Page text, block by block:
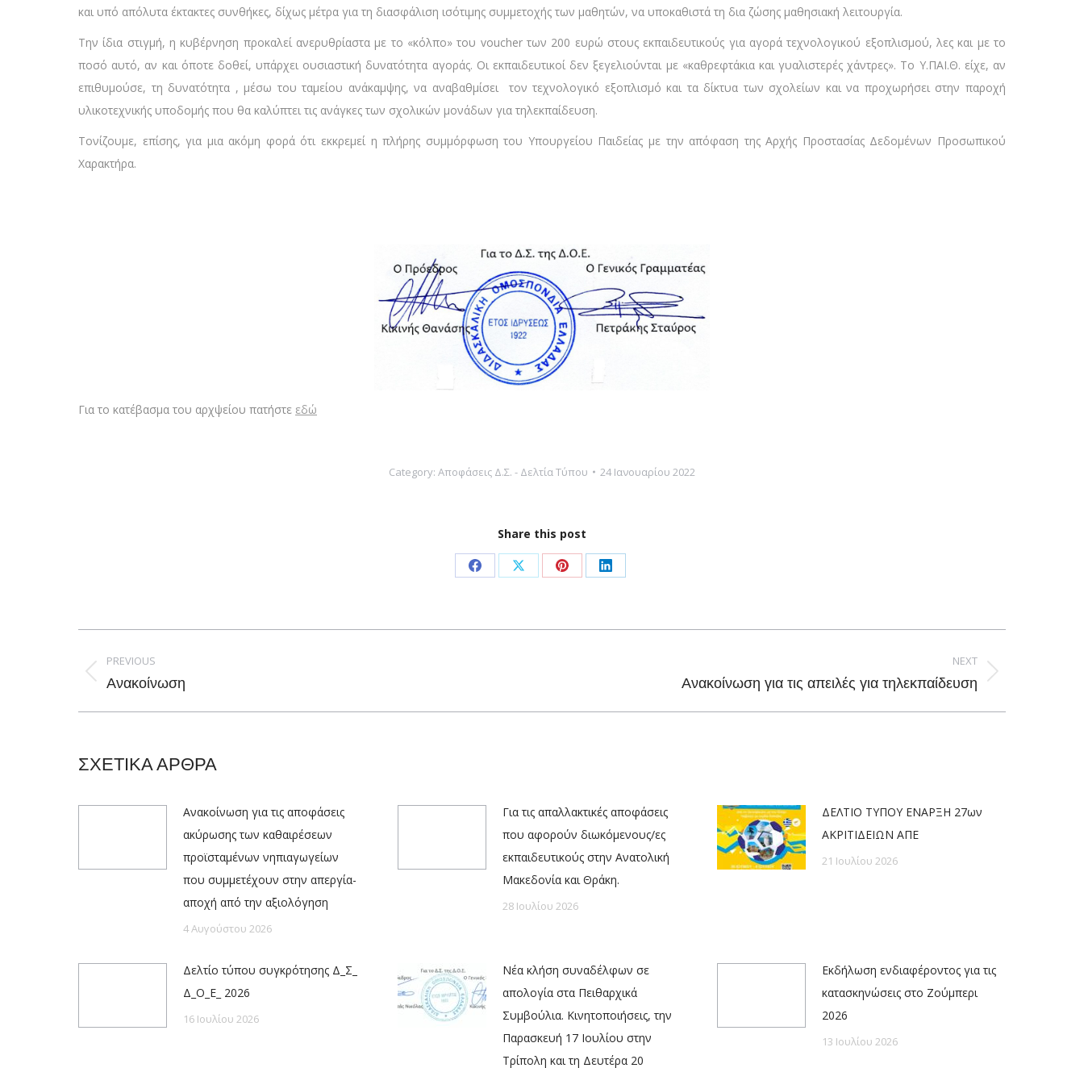
και υπό απόλυτα έκτακτες συνθήκες, δίχως μέτρα για τη διασφάλιση ισότιμης συμμετοχής των μαθητών, να υποκαθιστά τη δια ζώσης μαθησιακή λειτουργία.
Την ίδια στιγμή, η κυβέρνηση προκαλεί ανερυθρίαστα με το «κόλπο» του voucher των 200 ευρώ στους εκπαιδευτικούς για αγορά τεχνολογικού εξοπλισμού, λες και με το
ποσό αυτό, αν και όποτε δοθεί, υπάρχει ουσιαστική δυνατότητα αγοράς. Οι εκπαιδευτικοί δεν ξεγελιούνται με «καθρεφτάκια και γυαλιστερές χάντρες». Το Υ.ΠΑΙ.Θ. είχε, αν
επιθυμούσε, τη δυνατότητα , μέσω του ταμείου ανάκαμψης, να αναβαθμίσει τον τεχνολογικό εξοπλισμό και τα δίκτυα των σχολείων και να προχωρήσει στην παροχή
υλικοτεχνικής υποδομής που θα καλύπτει τις ανάγκες των σχολικών μονάδων για τηλεκπαίδευση.
Τονίζουμε, επίσης, για μια ακόμη φορά ότι εκκρεμεί η πλήρης συμμόρφωση του Υπουργείου Παιδείας με την απόφαση της Αρχής Προστασίας Δεδομένων Προσωπικού
Χαρακτήρα.
Για το κατέβασμα του αρχψείου πατήστε εδώ
Category: Αποφάσεις Δ.Σ. - Δελτία Τύπου 24 Ιανουαρίου 2022
Share this post
Share
Facebook
Share
X
Share
Pinterest
Share
LinkedIn
navigation
PREVIOUS
Previous
Ανακοίνωση
NEXT
Ανακοίνωση για τις απειλές για τηλεκπαίδευση
ΣΧΕΤΙΚΑ ΑΡΘΡΑ
Ανακοίνωση για τις αποφάσεις
ακύρωσης των καθαιρέσεων
προϊσταμένων νηπιαγωγείων
που συμμετέχουν στην απεργία-
αποχή από την αξιολόγηση
4 Αυγούστου 2026
Για τις απαλλακτικές αποφάσεις
που αφορούν διωκόμενους/ες
εκπαιδευτικούς στην Ανατολική
Μακεδονία και Θράκη.
28 Ιουλίου 2026
ΔΕΛΤΙΟ ΤΥΠΟΥ ΕΝΑΡΞΗ 27ων
ΑΚΡΙΤΙΔΕΙΩΝ ΑΠΕ
21 Ιουλίου 2026
Δελτίο τύπου συγκρότησης Δ_Σ_
Δ_Ο_Ε_ 2026
16 Ιουλίου 2026
Νέα κλήση συναδέλφων σε
απολογία στα Πειθαρχικά
Συμβούλια. Κινητοποιήσεις, την
Παρασκευή 17 Ιουλίου στην
Τρίπολη και τη Δευτέρα 20
Εκδήλωση ενδιαφέροντος για τις
κατασκηνώσεις στο Ζούμπερι
2026
13 Ιουλίου 2026